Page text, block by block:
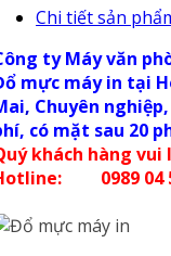
Chi tiết sản
ty Máy văn
mực máy in tại
, Chuyên
có mặt sau 20
khách hàng
0989 04